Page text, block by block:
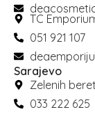
TC
051 921 107
Sarajevo
Zelenih
033 222 625